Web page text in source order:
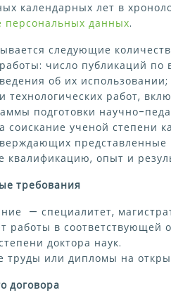
календарных лет в
персональных данных.
следующие
число публикаций по
об их
и технологических работ,
подготовки научно-
ученой степени
квалификацию, опыт и
требования
— специалитет,
работы в соответствующей
доктора наук.
или дипломы на
договора